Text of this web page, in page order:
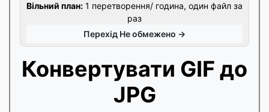
Вільний план: 1 перетворення/ година, один файл за
раз
Перехід Не обмежено →
Конвертувати GIF до
JPG